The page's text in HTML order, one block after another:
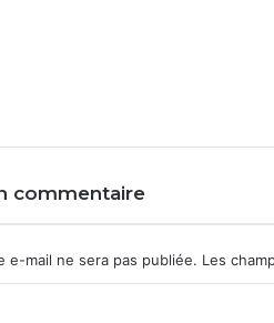
commentaire
e-mail ne sera pas publiée. Les